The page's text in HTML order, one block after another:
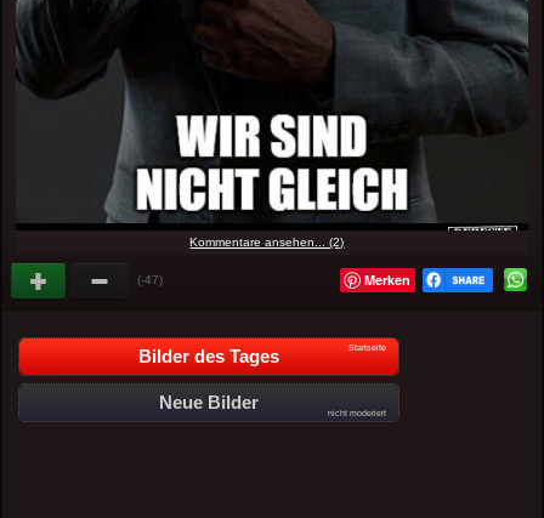
Kommentare ansehen... (2)
(-47) Merken
Bilder des Tages Startseite
Neue Bilder
nicht moderiert